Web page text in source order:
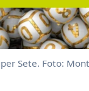
Sete. Foto: